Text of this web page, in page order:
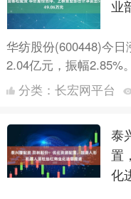
业
华纺股份(600448)今
2.04亿元，振幅2.85%
计净卖出549.06万元
分类： 长宏网平台
泰
置
化